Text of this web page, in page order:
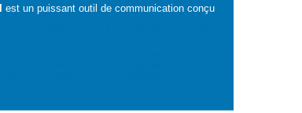
est un puissant outil de communication conçu